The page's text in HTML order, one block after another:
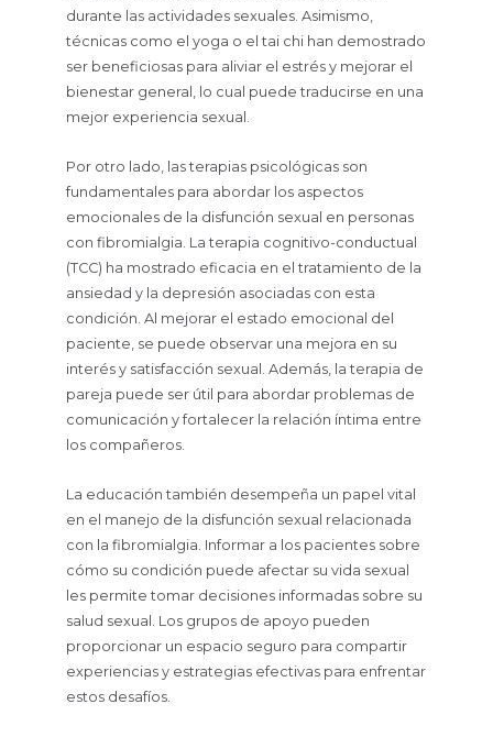
durante las actividades sexuales. Asimismo,
técnicas como el yoga o el tai chi han demostrado
ser beneficiosas para aliviar el estrés y mejorar el
bienestar general, lo cual puede traducirse en una
mejor experiencia sexual.
Por otro lado, las terapias psicológicas son
fundamentales para abordar los aspectos
emocionales de la disfunción sexual en personas
con fibromialgia. La terapia cognitivo-conductual
(TCC) ha mostrado eficacia en el tratamiento de la
ansiedad y la depresión asociadas con esta
condición. Al mejorar el estado emocional del
paciente, se puede observar una mejora en su
interés y satisfacción sexual. Además, la terapia de
pareja puede ser útil para abordar problemas de
comunicación y fortalecer la relación íntima entre
los compañeros.
La educación también desempeña un papel vital
en el manejo de la disfunción sexual relacionada
con la fibromialgia. Informar a los pacientes sobre
cómo su condición puede afectar su vida sexual
les permite tomar decisiones informadas sobre su
salud sexual. Los grupos de apoyo pueden
proporcionar un espacio seguro para compartir
experiencias y estrategias efectivas para enfrentar
estos desafíos.